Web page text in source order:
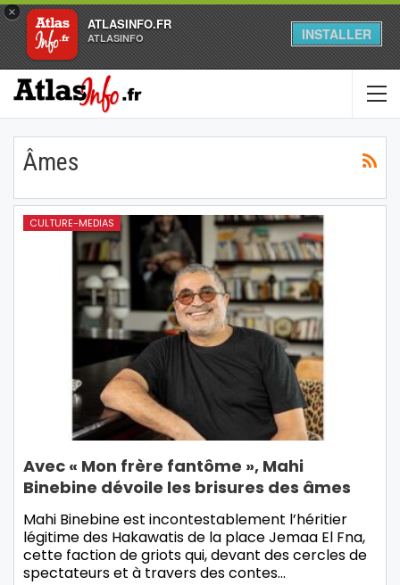
×
ATLASINFO.FR
ATLASINFO INSTALLER
Âmes
CULTURE-MEDIAS
Avec « Mon frère fantôme », Mahi
Binebine dévoile les brisures des âmes
Mahi Binebine est incontestablement l’héritier
légitime des Hakawatis de la place Jemaa El Fna,
cette faction de griots qui, devant des cercles de
spectateurs et à travers des contes…